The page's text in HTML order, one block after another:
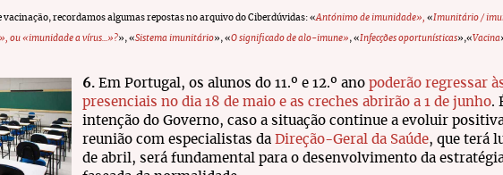
vacinação, recordamos algumas repostas no arquivo do Ciberdúvidas: «Antónimo de imunidade», «Imunitário /
ou «imunidade a vírus...»?», «Sistema imunitário», «O significado de alo-imune» , «Infecções oportunísticas»,«Vacina
6. Em Portugal, os alunos do 11.º e 12.º ano poderão regressar
presenciais no dia 18 de maio e as creches abrirão a 1 de junho.
intenção do Governo, caso a situação continue a evoluir
reunião com especialistas da Direção-Geral da Saúde, que terá
de abril, será fundamental para o desenvolvimento da